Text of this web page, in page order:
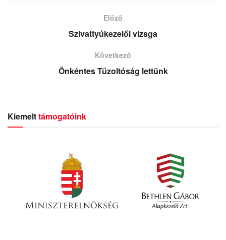
Előző
Szivattyúkezelői vizsga
Következő
Önkéntes Tűzoltóság lettünk
Kiemelttámogatóink